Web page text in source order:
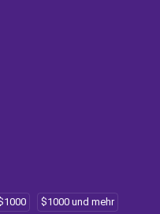
$1000 und mehr